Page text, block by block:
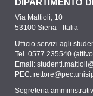
DIPARTIMENTO
Via Mattioli, 10
53100 Siena - Italia
Ufficio servizi agli
Tel. 0577 235540
Email:
PEC:
Segreteria